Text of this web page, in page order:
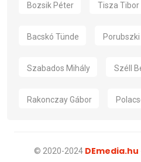
Bozsik Péter Tisza Tibor
Bacskó Tünde
Szabados Mihály Széll
Rakonczay Gábor
© 2020-2024 DEmedia.hu